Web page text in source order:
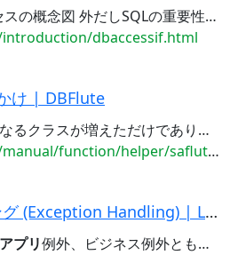
バランス重視のDBアクセスの概念図 外だしSQLの重要性 複雑(非定型)なSQLは、
dbaccessif.html
け | DBFlute
単にマッピングの対象となるクラスが増えただけであり、既に通常のSAStruts構成の
function/helper/saflute/twotrigger.html
開拓の例外ハンドリング (Exception Handling) | LastaFlute
アプリ例外、ビジネス例外とも呼ばれます。 (ここでは基本的に業務例外と呼びます)...400 を想定していますが、厳密には